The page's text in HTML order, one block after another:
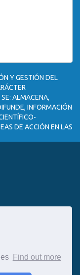
Find out more
Y GESTIÓN DEL
ALMACENA,
INFORMACIÓN
DE ACCIÓN EN LAS